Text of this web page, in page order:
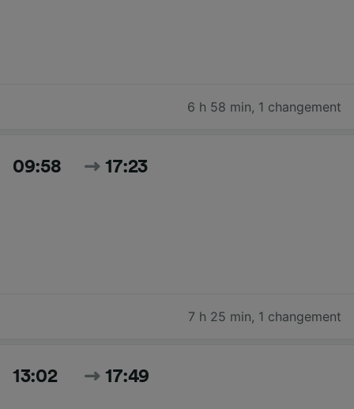
6 h 58 min, 1 changement
09:58 17:23
7 h 25 min, 1 changement
13:02 17:49